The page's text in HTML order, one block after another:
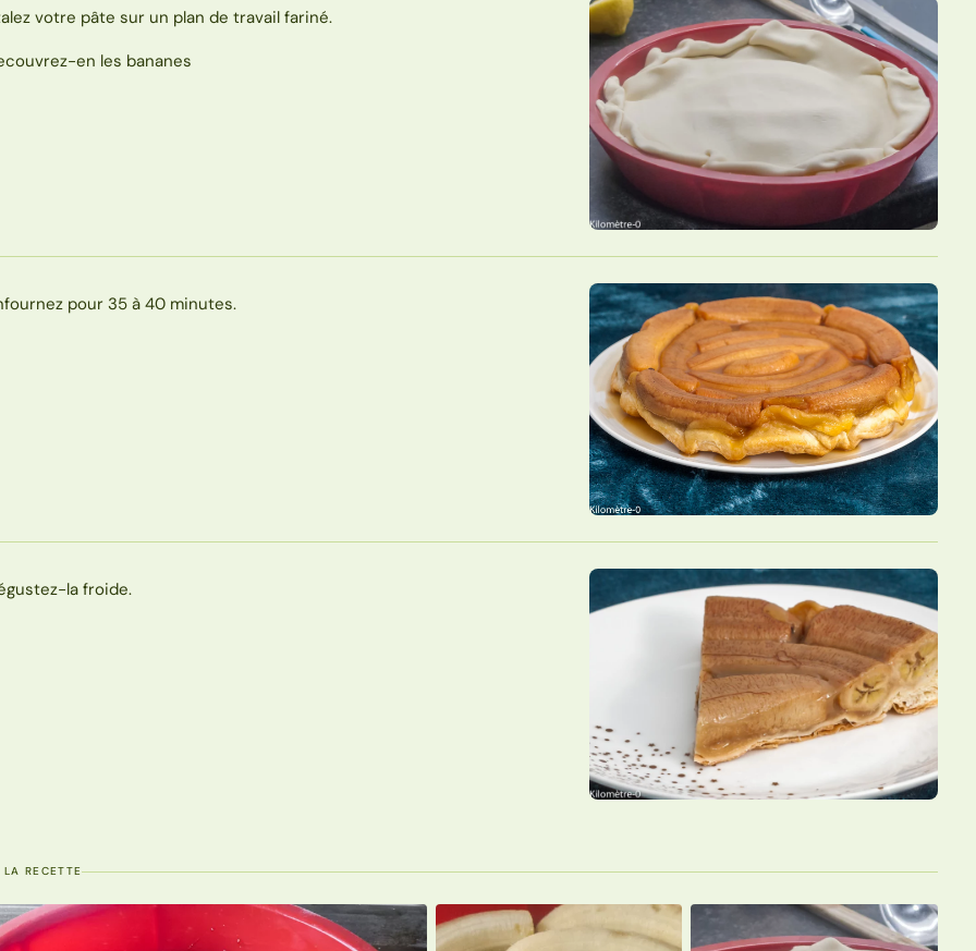
votre pâte sur un plan de travail fariné.
en les bananes
pour 35 à 40 minutes.
la froide.
RECETTE